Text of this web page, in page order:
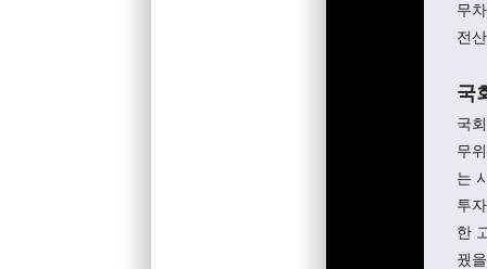
무
전
국
국
무
는
투
한
꿨